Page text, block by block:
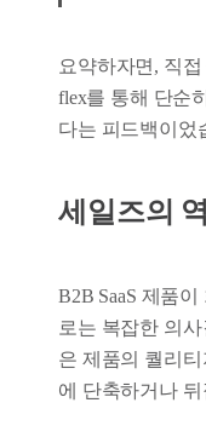
요약하자면, 직
flex를 통해 단순
다는 피드백이었
세일즈의
B2B SaaS 제품
로는 복잡한 의
은 제품의 퀄리
에 단축하거나